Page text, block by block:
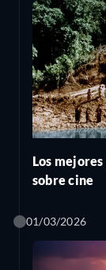
Los
sobre cine
01/03/2026